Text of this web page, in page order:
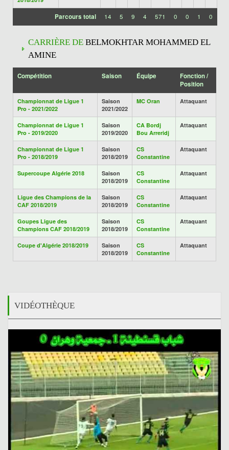
Parcours total 14 5 9 4 571 0 0 1 0
CARRIÈRE DE BELMOKHTAR MOHAMMED EL
AMINE
Compétition Saison Équipe
Fonction /
Position
Championnat de Ligue 1
Pro - 2021/2022
Saison
2021/2022
MC Oran Attaquant
Championnat de Ligue 1
Pro - 2019/2020
Saison
2019/2020
CA Bordj
Bou Arreridj
Attaquant
Championnat de Ligue 1
Pro - 2018/2019
Saison
2018/2019
CS
Constantine
Attaquant
Supercoupe Algérie 2018
Saison
2018/2019
CS
Constantine
Attaquant
Ligue des Champions de la
CAF 2018/2019
Saison
2018/2019
CS
Constantine
Attaquant
Goupes Ligue des
Champions CAF 2018/2019
Saison
2018/2019
CS
Constantine
Attaquant
Coupe d'Algérie 2018/2019
Saison
2018/2019
CS
Constantine
Attaquant
VIDÉOTHÈQUE